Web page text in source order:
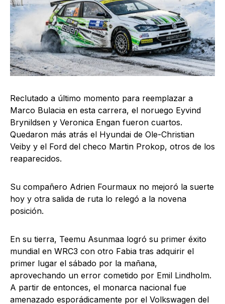
Reclutado a último momento para reemplazar a
Marco Bulacia en esta carrera, el noruego Eyvind
Brynildsen y Veronica Engan fueron cuartos.
Quedaron más atrás el Hyundai de Ole-Christian
Veiby y el Ford del checo Martin Prokop, otros de los
reaparecidos.
Su compañero Adrien Fourmaux no mejoró la suerte
hoy y otra salida de ruta lo relegó a la novena
posición.
En su tierra, Teemu Asunmaa logró su primer éxito
mundial en WRC3 con otro Fabia tras adquirir el
primer lugar el sábado por la mañana,
aprovechando un error cometido por Emil Lindholm.
A partir de entonces, el monarca nacional fue
amenazado esporádicamente por el Volkswagen del